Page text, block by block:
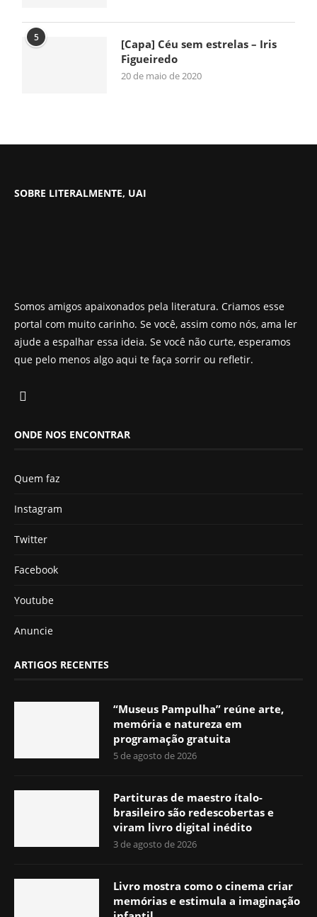
5
[Capa] Céu sem estrelas – Iris
Figueiredo
20 de maio de 2020
SOBRE LITERALMENTE, UAI
Somos amigos apaixonados pela literatura. Criamos esse
portal com muito carinho. Se você, assim como nós, ama ler
ajude a espalhar essa ideia. Se você não curte, esperamos
que pelo menos algo aqui te faça sorrir ou refletir.
ONDE NOS ENCONTRAR
Quem faz
Instagram
Twitter
Facebook
Youtube
Anuncie
ARTIGOS RECENTES
“Museus Pampulha” reúne arte,
memória e natureza em
programação gratuita
5 de agosto de 2026
Partituras de maestro ítalo-
brasileiro são redescobertas e
viram livro digital inédito
3 de agosto de 2026
Livro mostra como o cinema criar
memórias e estimula a imaginação